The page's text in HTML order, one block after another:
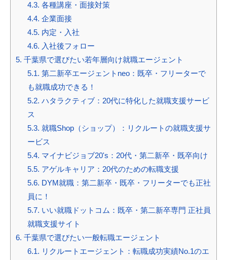
4.3. 各種講座・面接対策
4.4. 企業面接
4.5. 内定・入社
4.6. 入社後フォロー
5. 千葉県で選びたい若年層向け就職エージェント
5.1. 第二新卒エージェントneo：既卒・フリーターで
も就職成功できる！
5.2. ハタラクティブ：20代に特化した就職支援サービ
ス
5.3. 就職Shop（ショップ）：リクルートの就職支援サ
ービス
5.4. マイナビジョブ20's：20代・第二新卒・既卒向け
5.5. アゲルキャリア：20代のための転職支援
5.6. DYM就職：第二新卒・既卒・フリーターでも正社
員に！
5.7. いい就職ドットコム：既卒・第二新卒専門 正社員
就職支援サイト
6. 千葉県で選びたい一般転職エージェント
6.1. リクルートエージェント：転職成功実績No.1のエ